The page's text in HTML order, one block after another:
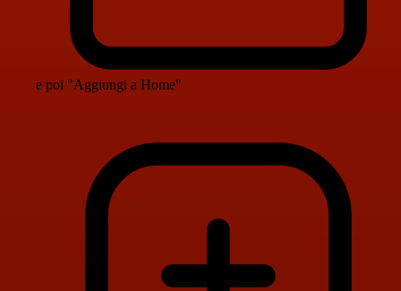
e poi "Aggiungi a Home"